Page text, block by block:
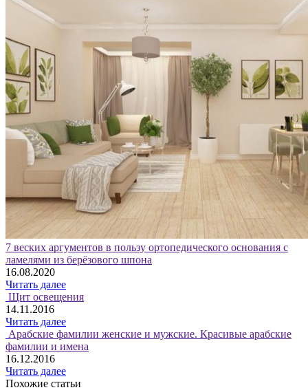
7 веских аргументов в пользу ортопедического основания с
ламелями из берёзового шпона
16.08.2020
Читать далее
Щит освещения
14.11.2016
Читать далее
Арабские фамилии женские и мужские. Красивые арабские
фамилии и имена
16.12.2016
Читать далее
Похожие статьи